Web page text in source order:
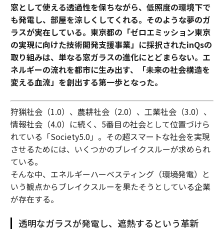
窓として使える透過性を保ちながら、低照度の環境下で
も発電し、部屋を涼しくしてくれる。そのような夢のガ
ラスが実在している。東京都の「ゼロエミッション東京
の実現に向けた技術開発支援事業」に採択されたinQsの
取り組みは、単なる窓ガラスの進化にとどまらない。エ
ネルギーの流れを都市に生み出す、「未来の社会構造を
変える血流」を創出する第一歩となった。
狩猟社会（1.0）、農耕社会（2.0）、工業社会（3.0）、
情報社会（4.0）に続く、5番目の社会として位置づけら
れている「Society5.0」。その超スマートな社会を実現
させるためには、いくつかのブレイクスルーが求められ
ている。
そんな中、エネルギーハーベスティング（環境発電）と
いう観点からブレイクスルーを果たそうとしている企業
が存在する。
透明なガラスが発電し、遮熱するという革新